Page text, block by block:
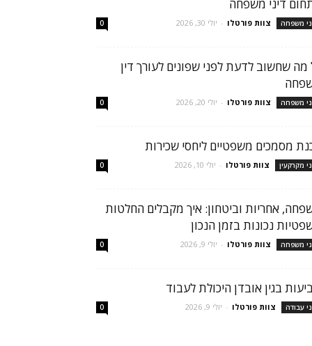
דיני משפחה
משפחה צוות פורטלו - יולי 30, 2026 0
מה שחשוב לדעת לפני שפונים לעורך דין
משפחה צוות פורטלו - יולי 20, 2026 0
מסמכים משפטיים ליחסי שכירות
מקרקעין צוות פורטלו - יולי 10, 2026 0
אחריות וביטחון: איך מקבלים החלטות
נכונות בזמן הנכון
משפחה צוות פורטלו - יולי 9, 2026 0
בגין אובדן היכולת לעבוד
עבודה צוות פורטלו - יולי 9, 2026 0